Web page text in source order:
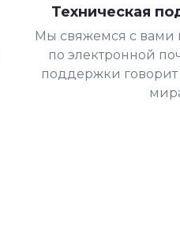
Техническая
Мы свяжемся с вами
по электронной
поддержки говорит